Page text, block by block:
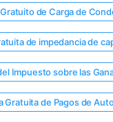
de Carga de
de impedancia de
Impuesto sobre las
Gratuita de Pagos de